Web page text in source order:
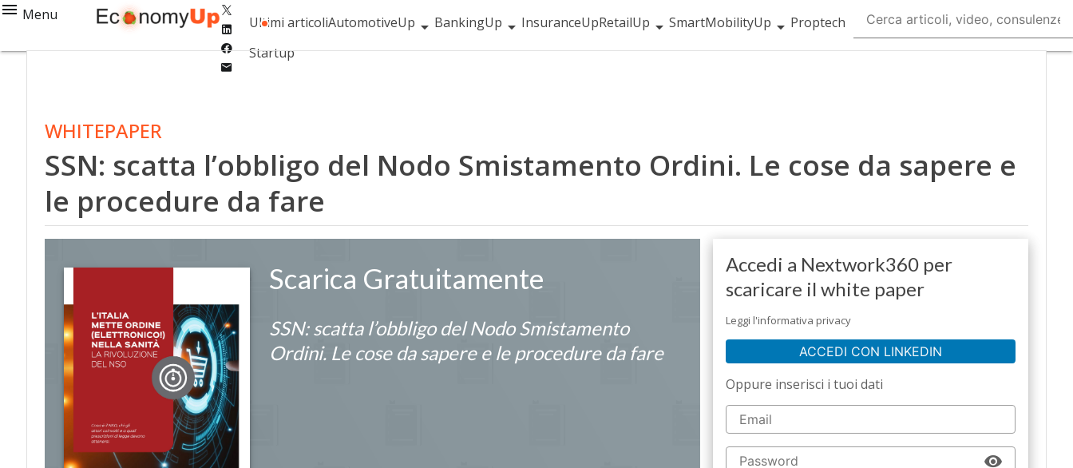
Menu
Linkedin
Facebook
Ultimi articoliAutomotiveUp BankingUp InsuranceUpRetailUp SmartMobilityUp
Proptech
Startup
WHITEPAPER
SSN: scatta l’obbligo del Nodo Smistamento Ordini. Le cose da sapere e
le procedure da fare
Scarica Gratuitamente
SSN: scatta l’obbligo del Nodo Smistamento
Ordini. Le cose da sapere e le procedure da fare
Accedi a Nextwork360 per
scaricare il white paper
Leggi l'informativa privacy
ACCEDI CON LINKEDIN
Oppure inserisci i tuoi dati